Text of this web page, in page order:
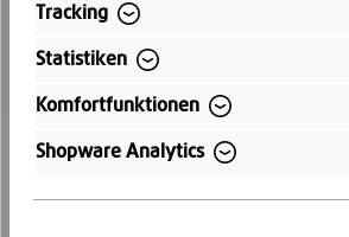
Kostenloser Versand
Deutschlands
Tracking
Statistiken
Komfortfunktionen
Shopware Analytics